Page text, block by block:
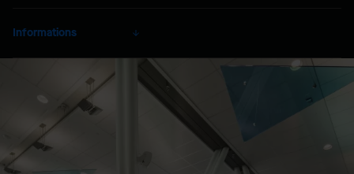
Informations
CLIENT
Aéroports de Montréal
SECTEUR
Transport